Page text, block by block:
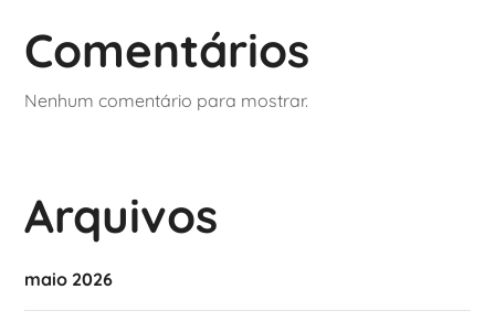
Comentários
Nenhum comentário para mostrar.
Arquivos
maio 2026